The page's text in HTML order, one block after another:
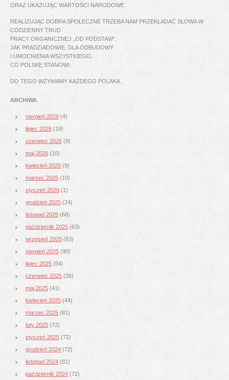
ORAZ UKAZUJĄC WARTOŚCI NARODOWE.
REALIZUJĄC DOBRA SPOŁECZNE TRZEBA NAM PRZEKŁADAĆ SŁOWA W
CODZIENNY TRUD
PRACY ORGANICZNEJ „OD PODSTAW”,
JAK PRADZIADOWIE, DLA ODBUDOWY
I UMOCNIENIA WSZYSTKIEGO,
CO POLSKĘ STANOWI.
DO TEGO WZYWAMY KAŻDEGO POLAKA.
ARCHIWA
sierpień 2026 (4)
lipiec 2026 (19)
czerwiec 2026 (9)
maj 2026 (10)
kwiecień 2026 (9)
marzec 2026 (10)
styczeń 2026 (1)
grudzień 2025 (24)
listopad 2025 (68)
październik 2025 (63)
wrzesień 2025 (63)
sierpień 2025 (90)
lipiec 2025 (54)
czerwiec 2025 (36)
maj 2025 (41)
kwiecień 2025 (44)
marzec 2025 (81)
luty 2025 (72)
styczeń 2025 (72)
grudzień 2024 (72)
listopad 2024 (81)
październik 2024 (72)